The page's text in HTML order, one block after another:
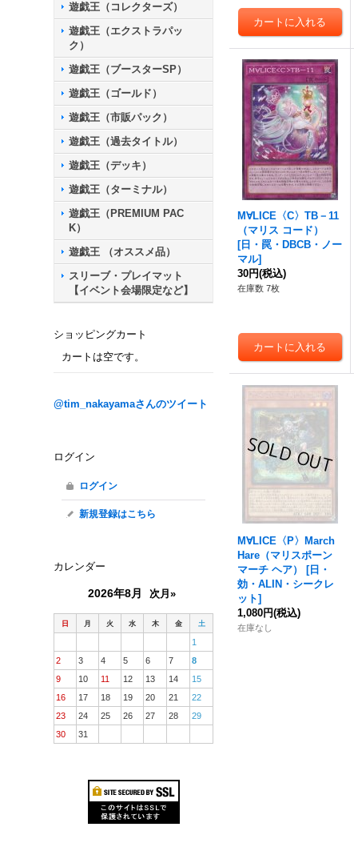
遊戯王（コレクターズ）
遊戯王（エクストラパッ
ク）
遊戯王（ブースターSP）
遊戯王（ゴールド）
遊戯王（市販パック）
遊戯王（過去タイトル）
遊戯王（デッキ）
遊戯王（ターミナル）
遊戯王（PREMIUM PAC
K）
遊戯王 （オススメ品）
スリーブ・プレイマット
【イベント会場限定など】
ショッピングカート
カートは空です。
@tim_nakayamaさんのツイート
ログイン
ログイン
新規登録はこちら
カレンダー
2026年8月 次月»
日 月 火 水 木 金 土
1
2
3 4 5 6 7
8
9
10 11 12 13 14
15
16
17 18 19 20 21
22
23
24 25 26 27 28
29
30
31
M∀LICE〈C〉TB－11
（マリス コード）
[日・罠・DBCB・ノー
マル]
30円(税込)
在庫数 7枚
M∀LICE〈P〉March
Hare（マリスポーン
マーチ ヘア）
[日・
効・ALIN・シークレ
ット]
1,080円(税込)
在庫なし